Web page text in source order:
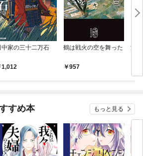
中家の三十二万石
1,012
鶴は戦火の空を舞った
957
津
すめ本 もっと見る